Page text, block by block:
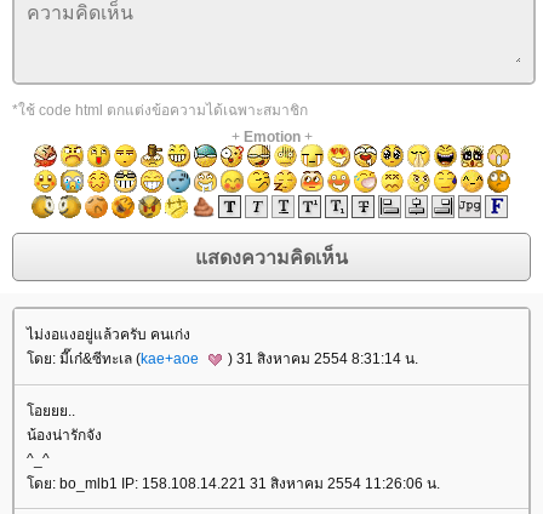
*ใช้ code html ตกแต่งข้อความได้เฉพาะสมาชิก
+ Emotion+
ไม่งอแงอยู่แล้วครับ คนเก่ง
ดย: มี๊เก๋&ซีทะเล (kae+aoe ) 31 สิงหาคม 2554 8:31:14 น.
อยยย..
น้องน่ารักจัง
^_^
ดย: bo_mlb1 IP: 158.108.14.221 31 สิงหาคม 2554 11:26:06 น.